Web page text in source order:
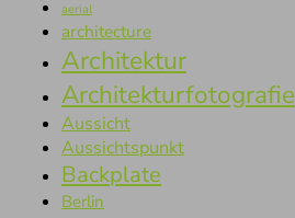
aerial
architecture
Architektur
Architekturfotografie
Aussicht
Aussichtspunkt
Backplate
Berlin